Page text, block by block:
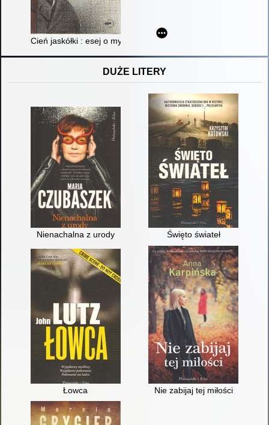
Cień jaskółki : esej o myślach Chopina
DUŻE LITERY
Nienachalna z urody Święto świateł
Łowca Nie zabijaj tej miłości